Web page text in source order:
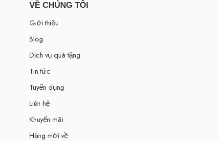
VỀ CHÚNG TÔI
Giới thiệu
Blog
Dịch vụ quà tặng
Tin tức
Tuyển dụng
Liên hệ
Khuyến mãi
Hàng mới về